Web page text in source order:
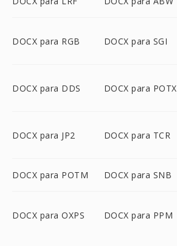
DOCX para RGB DOCX para SGI
DOCX para DDS DOCX para POTX
DOCX para JP2 DOCX para TCR
DOCX para POTM DOCX para SNB
DOCX para OXPS DOCX para PPM